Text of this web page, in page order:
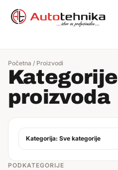
Početna / Proizvodi
Kategorije
proizvoda
Kategorija: Sve kategorije
PODKATEGORIJE